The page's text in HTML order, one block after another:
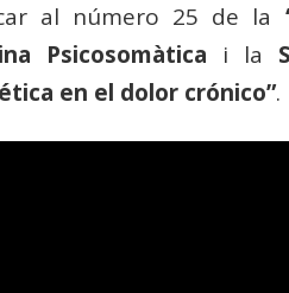
al número 25 de la
Psicosomàtica i la
en el dolor crónico”.